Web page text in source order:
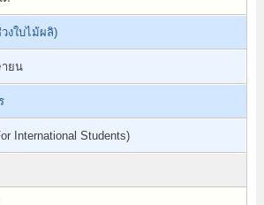
งใบไม้ผลิ)
ายน
International Students)